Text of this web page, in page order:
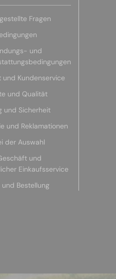
Fragen
und
und Kundenservice
und Qualität
und Sicherheit
und Reklamationen
der Auswahl
und
Einkaufsservice
und Bestellung